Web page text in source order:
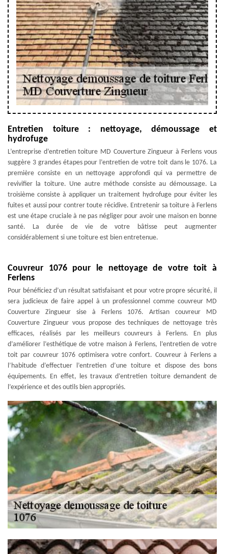
Entretien toiture : nettoyage, démoussage et
hydrofuge
L’entreprise d’entretien toiture MD Couverture Zingueur à Ferlens vous
suggère 3 grandes étapes pour l’entretien de votre toit dans le 1076. La
première consiste en un nettoyage approfondi qui va permettre de
revivifier la toiture. Une autre méthode consiste au démoussage. La
troisième consiste à appliquer un traitement hydrofuge pour éviter les
fuites et aussi pour contrer toute récidive. Entretenir sa toiture à Ferlens
est une étape cruciale à ne pas négliger pour avoir une maison en bonne
santé. La durée de vie de votre bâtisse peut augmenter
considérablement si une toiture est bien entretenue.
Couvreur 1076 pour le nettoyage de votre toit à
Ferlens
Pour bénéficiez d’un résultat satisfaisant et pour votre propre sécurité, il
sera judicieux de faire appel à un professionnel comme couvreur MD
Couverture Zingueur sise à Ferlens 1076. Artisan couvreur MD
Couverture Zingueur vous propose des techniques de nettoyage très
efficaces, réalisés par les meilleurs couvreurs à Ferlens. En plus
d’améliorer l’esthétique de votre maison à Ferlens, l’entretien de votre
toit par couvreur 1076 optimisera votre confort. Couvreur à Ferlens a
l’habitude d’effectuer l’entretien d’une toiture et dispose des bons
équipements. En effet, les travaux d’entretien toiture demandent de
l’expérience et des outils bien appropriés.